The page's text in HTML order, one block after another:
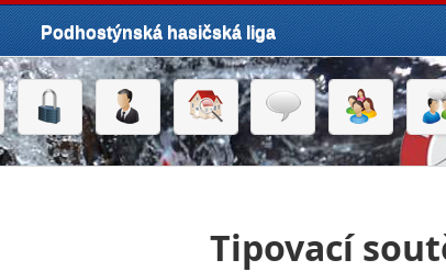
Podhostýnská hasičská liga
Tipovací